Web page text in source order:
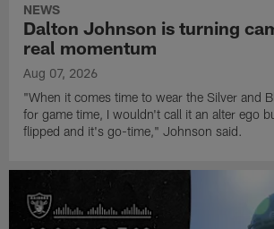
NEWS
Dalton Johnson is turning
real momentum
Aug 07, 2026
"When it comes time to wear the Silver and
for game time, I wouldn't call it an alter ego
flipped and it's go-time," Johnson said.